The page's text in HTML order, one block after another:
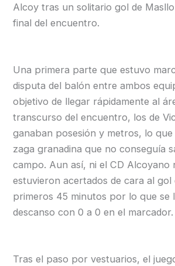
Alcoy tras un solitario gol de
final del encuentro.
Una primera parte que estuvo
disputa del balón entre ambos
objetivo de llegar rápidamente al
transcurso del encuentro, los de
ganaban posesión y metros, lo
zaga granadina que no conseguía
campo. Aun así, ni el CD Alcoyano
estuvieron acertados de cara al gol
primeros 45 minutos por lo que se
descanso con 0 a 0 en el marcador.
Tras el paso por vestuarios, el